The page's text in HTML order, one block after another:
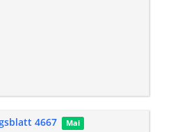
4667 Mai